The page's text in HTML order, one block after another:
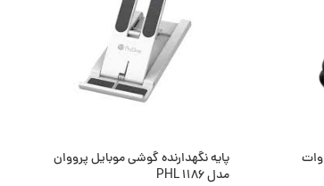
شارژر فندکی فست شارژ 48 وات
پایه نگهدارنده گوشی موبایل پرووان
مدل PHL 1186